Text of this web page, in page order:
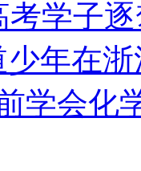
考学子
年在
学会化